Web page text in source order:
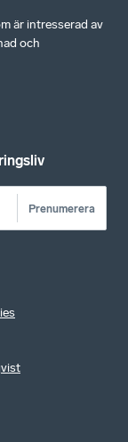
är intresserad av
och
Prenumerera